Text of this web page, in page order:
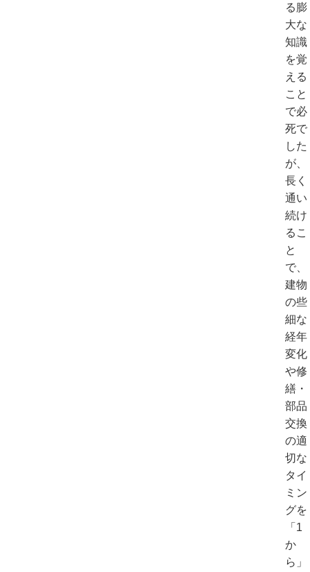
る膨
大な
知識
を覚
える
こと
で必
死で
した
が、
長く
通い
続け
るこ
と
で、
建物
の些
細な
経年
変化
や修
繕・
部品
交換
の適
切な
タイ
ミン
グを
「1
か
ら」